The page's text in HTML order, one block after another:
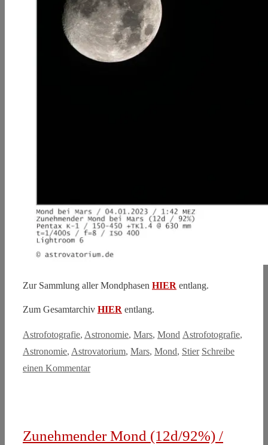
Zur Sammlung aller Mondphasen HIER entlang.
Zum Gesamtarchiv HIER entlang.
Kategorien
Astrofotografie, Astronomie, Mars, Mond Schlagwörter
Astrofotografie,
Astronomie, Astrovatorium, Mars, Mond, Stier Schreibe
einen Kommentar
Zunehmender Mond (12d/92%) /